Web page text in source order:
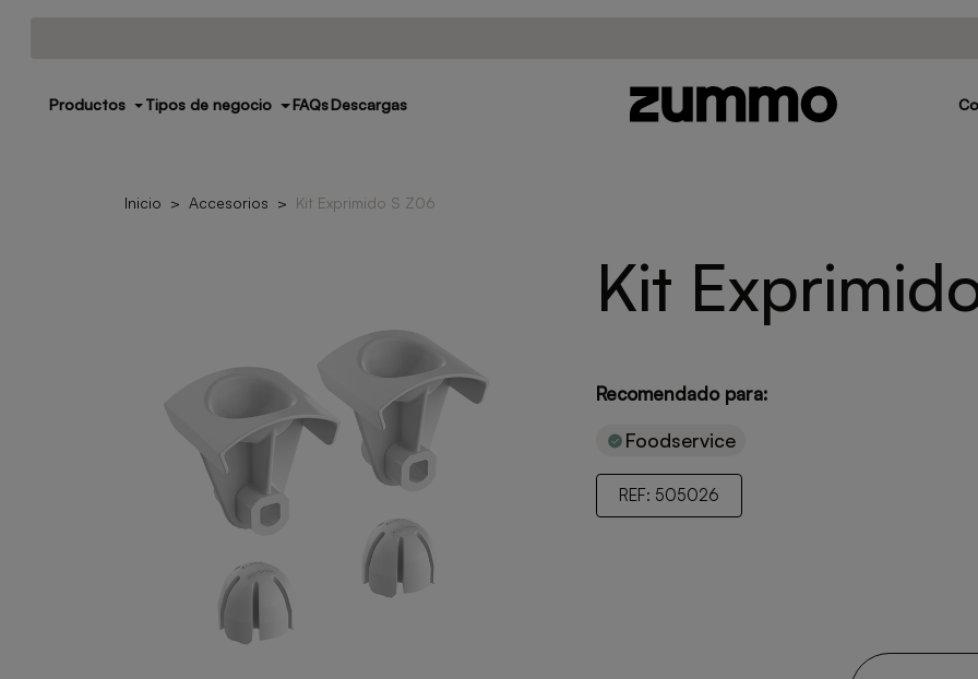
Productos Tipos de negocio FAQsDescargas
Inicio Accesorios Kit Exprimido S Z06
Kit
Recomendado para:
Foodservice
REF: 505026